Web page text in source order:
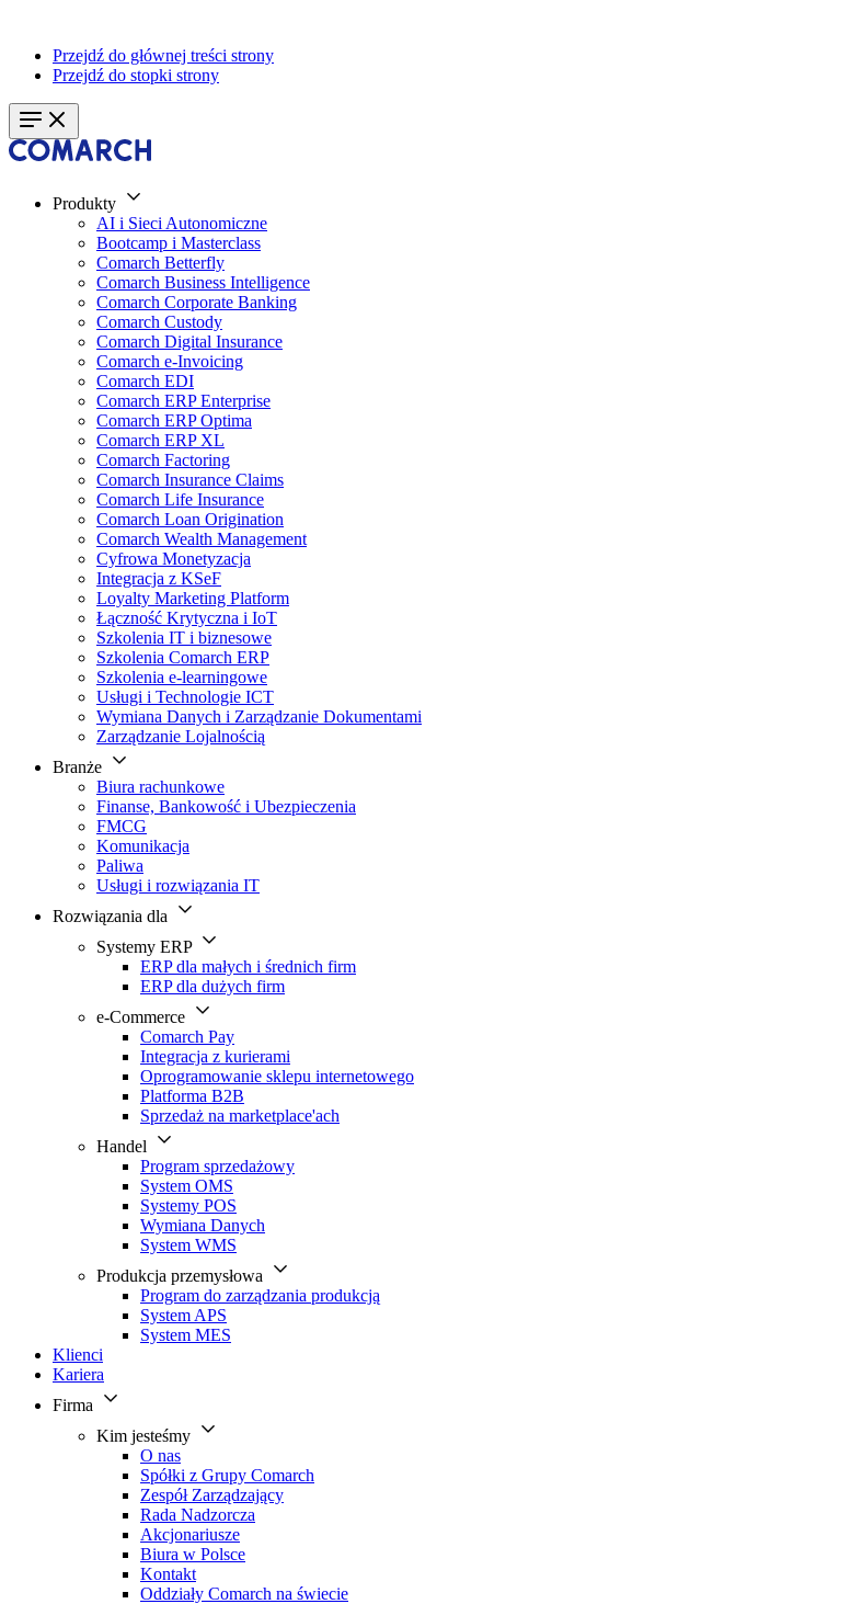
Przejdź do głównej treści strony
Przejdź do stopki strony
Produkty
AI i Sieci Autonomiczne
Bootcamp i Masterclass
Comarch Betterfly
Comarch Business Intelligence
Comarch Corporate Banking
Comarch Custody
Comarch Digital Insurance
Comarch e-Invoicing
Comarch EDI
Comarch ERP Enterprise
Comarch ERP Optima
Comarch ERP XL
Comarch Factoring
Comarch Insurance Claims
Comarch Life Insurance
Comarch Loan Origination
Comarch Wealth Management
Cyfrowa Monetyzacja
Integracja z KSeF
Loyalty Marketing Platform
Łączność Krytyczna i IoT
Szkolenia IT i biznesowe
Szkolenia Comarch ERP
Szkolenia e-learningowe
Usługi i Technologie ICT
Wymiana Danych i Zarządzanie Dokumentami
Zarządzanie Lojalnością
Branże
Biura rachunkowe
Finanse, Bankowość i Ubezpieczenia
FMCG
Komunikacja
Paliwa
Usługi i rozwiązania IT
Rozwiązania dla
Systemy ERP
ERP dla małych i średnich firm
ERP dla dużych firm
e-Commerce
Comarch Pay
Integracja z kurierami
Oprogramowanie sklepu internetowego
Platforma B2B
Sprzedaż na marketplace'ach
Handel
Program sprzedażowy
System OMS
Systemy POS
Wymiana Danych
System WMS
Produkcja przemysłowa
Program do zarządzania produkcją
System APS
System MES
Klienci
Kariera
Firma
Kim jesteśmy
O nas
Spółki z Grupy Comarch
Zespół Zarządzający
Rada Nadzorcza
Akcjonariusze
Biura w Polsce
Kontakt
Oddziały Comarch na świecie